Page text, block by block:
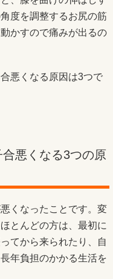
度を調整するお尻の筋
かすので痛みが出るの
悪くなる原因は3つで
悪くなる3つの原
くなったことです。変
とんどの方は、最初に
てから来られたり、自
年負担のかかる生活を